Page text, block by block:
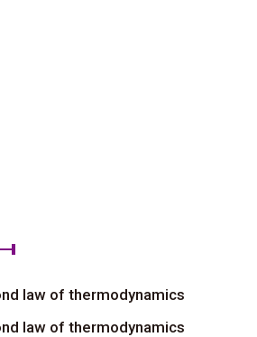
law of thermodynamics
law of thermodynamics